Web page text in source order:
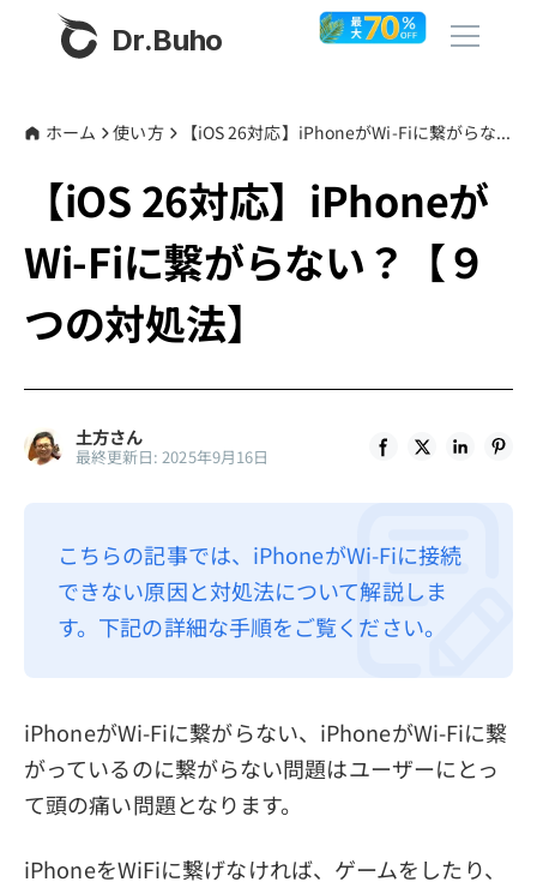
Dr.Buho
製品
BuhoCleaner
BuhoRepair
BuhoLaunchpad
ストア
その他
プライバシーポリシー
利用規約
ホーム 使い方 【iOS 26対応】iPhoneがWi-Fiに繋がらない？【９つの対処法】
【iOS 26対応】iPhoneが
Wi-Fiに繋がらない？【９
つの対処法】
土方さん
最終更新日: 2025年9月16日
こちらの記事では、iPhoneがWi-Fiに接続
できない原因と対処法について解説しま
す。下記の詳細な手順をご覧ください。
iPhoneがWi-Fiに繋がらない、iPhoneがWi-Fiに繋
がっているのに繋がらない問題はユーザーにとっ
て頭の痛い問題となります。
iPhoneをWiFiに繋げなければ、ゲームをしたり、